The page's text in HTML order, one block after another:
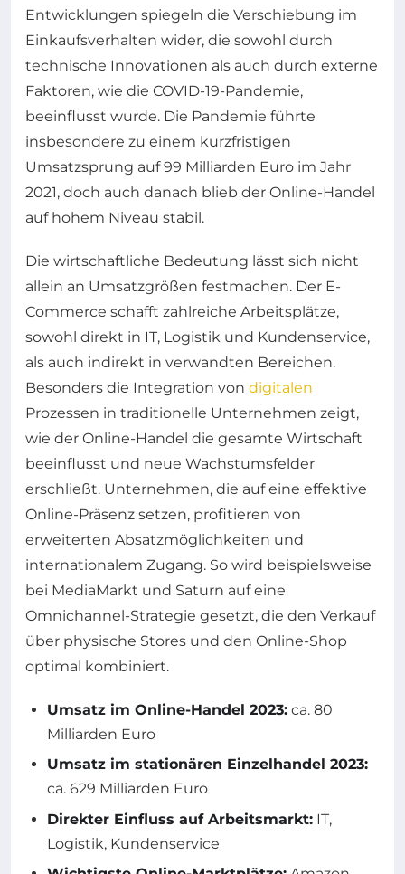
Entwicklungen spiegeln die Verschiebung im
Einkaufsverhalten wider, die sowohl durch
technische Innovationen als auch durch externe
Faktoren, wie die COVID-19-Pandemie,
beeinflusst wurde. Die Pandemie führte
insbesondere zu einem kurzfristigen
Umsatzsprung auf 99 Milliarden Euro im Jahr
2021, doch auch danach blieb der Online-Handel
auf hohem Niveau stabil.
Die wirtschaftliche Bedeutung lässt sich nicht
allein an Umsatzgrößen festmachen. Der E-
Commerce schafft zahlreiche Arbeitsplätze,
sowohl direkt in IT, Logistik und Kundenservice,
als auch indirekt in verwandten Bereichen.
Besonders die Integration von digitalen
Prozessen in traditionelle Unternehmen zeigt,
wie der Online-Handel die gesamte Wirtschaft
beeinflusst und neue Wachstumsfelder
erschließt. Unternehmen, die auf eine effektive
Online-Präsenz setzen, profitieren von
erweiterten Absatzmöglichkeiten und
internationalem Zugang. So wird beispielsweise
bei MediaMarkt und Saturn auf eine
Omnichannel-Strategie gesetzt, die den Verkauf
über physische Stores und den Online-Shop
optimal kombiniert.
Umsatz im Online-Handel 2023: ca. 80
Milliarden Euro
Umsatz im stationären Einzelhandel 2023:
ca. 629 Milliarden Euro
Direkter Einfluss auf Arbeitsmarkt: IT,
Logistik, Kundenservice